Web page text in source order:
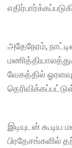
அதேநேரம்,
வேகத்தில்
இடியுடன்
பிரதேசங்களில்